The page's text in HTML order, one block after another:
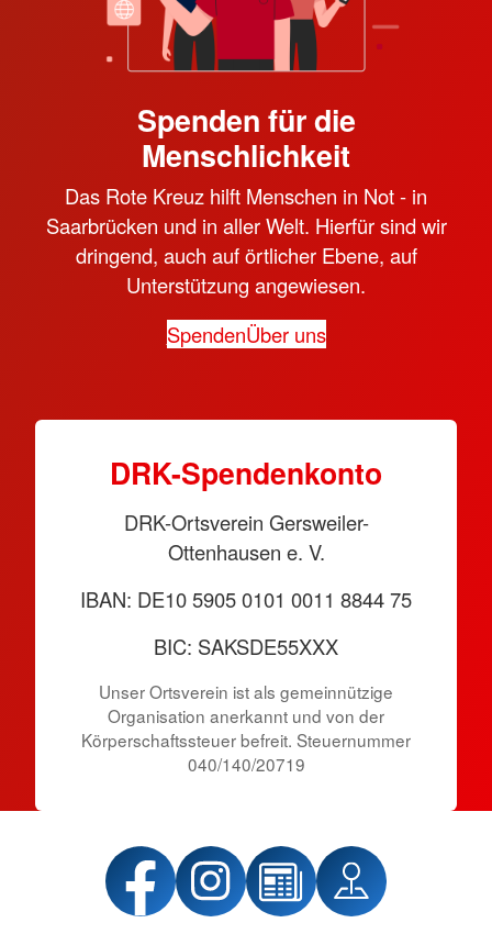
Spenden für die
Menschlichkeit
Das Rote Kreuz hilft Menschen in Not - in
Saarbrücken und in aller Welt. Hierfür sind wir
dringend, auch auf örtlicher Ebene, auf
Unterstützung angewiesen.
SpendenÜber uns
DRK-Spen­den­konto
DRK-Ortsverein Gersweiler-
Ottenhausen e. V.
IBAN: DE10 5905 0101 0011 8844 75
BIC: SAKSDE55XXX
Unser Ortsverein ist als gemeinnützige
Organisation anerkannt und von der
Körper­schafts­steuer befreit. Steuernummer
040/140/20719